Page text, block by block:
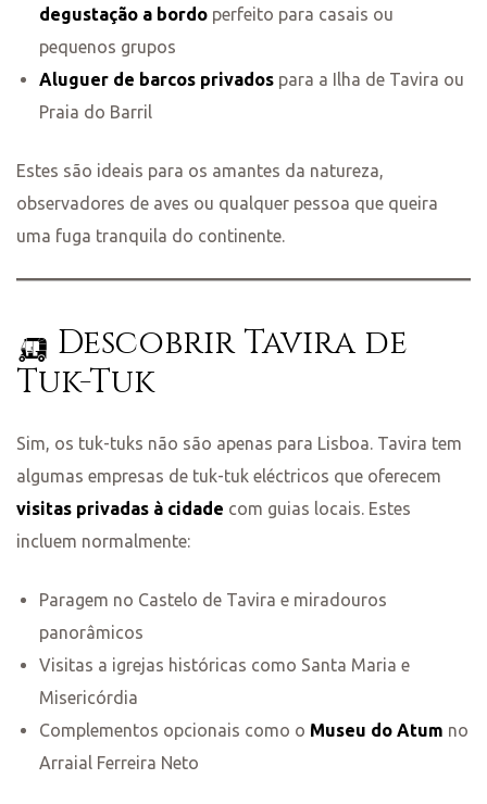
degustação a bordoperfeito para casais ou
pequenos grupos
Aluguer de barcos privadospara a Ilha de Tavira ou
Praia do Barril
Estes são ideais para os amantes da natureza,
observadores de aves ou qualquer pessoa que queira
uma fuga tranquila do continente.
🛺 Descobrir Tavira de
Tuk-Tuk
Sim, os tuk-tuks não são apenas para Lisboa. Tavira tem
algumas empresas de tuk-tuk eléctricos que oferecem
visitas privadas à cidade com guias locais. Estes
incluem normalmente:
Paragem no Castelo de Tavira e miradouros
panorâmicos
Visitas a igrejas históricas como Santa Maria e
Misericórdia
Complementos opcionais como o Museu do Atum no
Arraial Ferreira Neto